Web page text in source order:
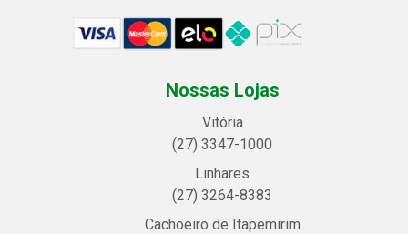
Nossas Lojas
Vitória
(27) 3347-1000
Linhares
(27) 3264-8383
Cachoeiro de Itapemirim